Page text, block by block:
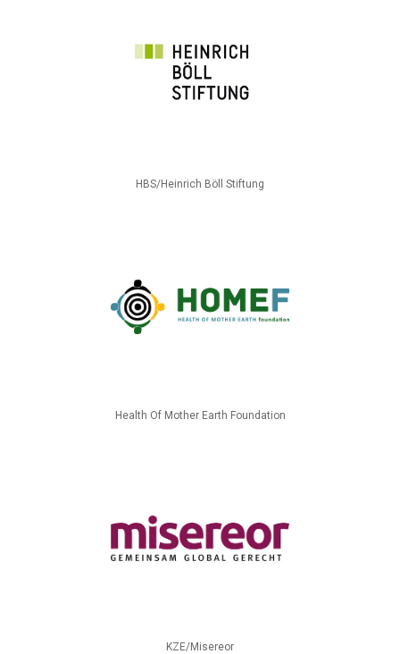
HBS/Heinrich Böll Stiftung
Health Of Mother Earth Foundation
KZE/Misereor